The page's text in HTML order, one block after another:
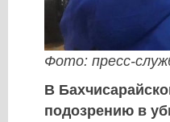
Фото: пресс-
В
подозрению в